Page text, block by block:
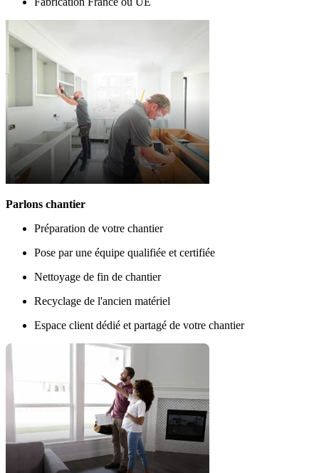
Parlons chantier
Préparation de votre chantier
Pose par une équipe qualifiée et certifiée
Nettoyage de fin de chantier
Recyclage de l'ancien matériel
Espace client dédié et partagé de votre chantier